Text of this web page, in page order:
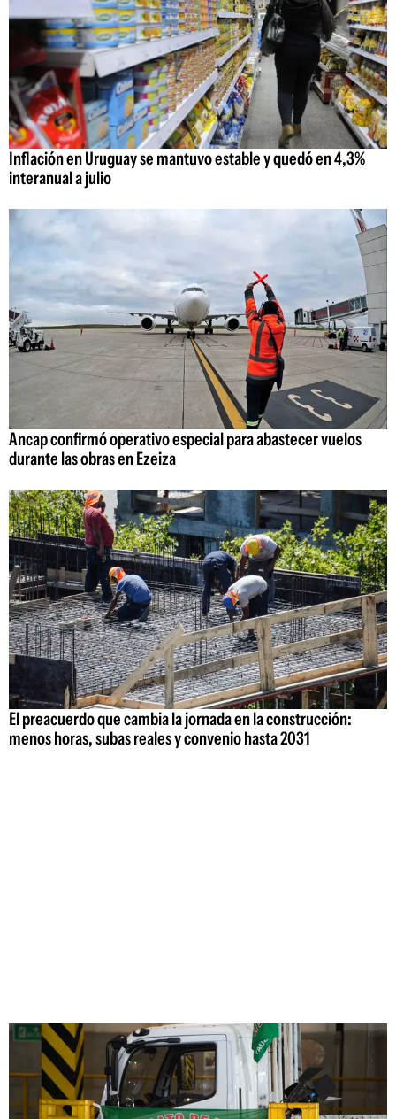
Inflación en Uruguay se mantuvo estable y quedó en 4,3%
interanual a julio
Ancap confirmó operativo especial para abastecer vuelos
durante las obras en Ezeiza
El preacuerdo que cambia la jornada en la construcción:
menos horas, subas reales y convenio hasta 2031